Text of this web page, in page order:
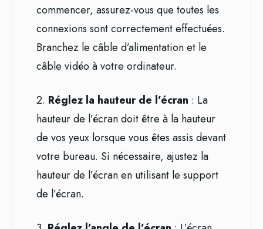
commencer, assurez-vous que toutes les
connexions sont correctement effectuées.
Branchez le câble d’alimentation et le
câble vidéo à votre ordinateur.
2. Réglez la hauteur de l’écran : La
hauteur de l’écran doit être à la hauteur
de vos yeux lorsque vous êtes assis devant
votre bureau. Si nécessaire, ajustez la
hauteur de l’écran en utilisant le support
de l’écran.